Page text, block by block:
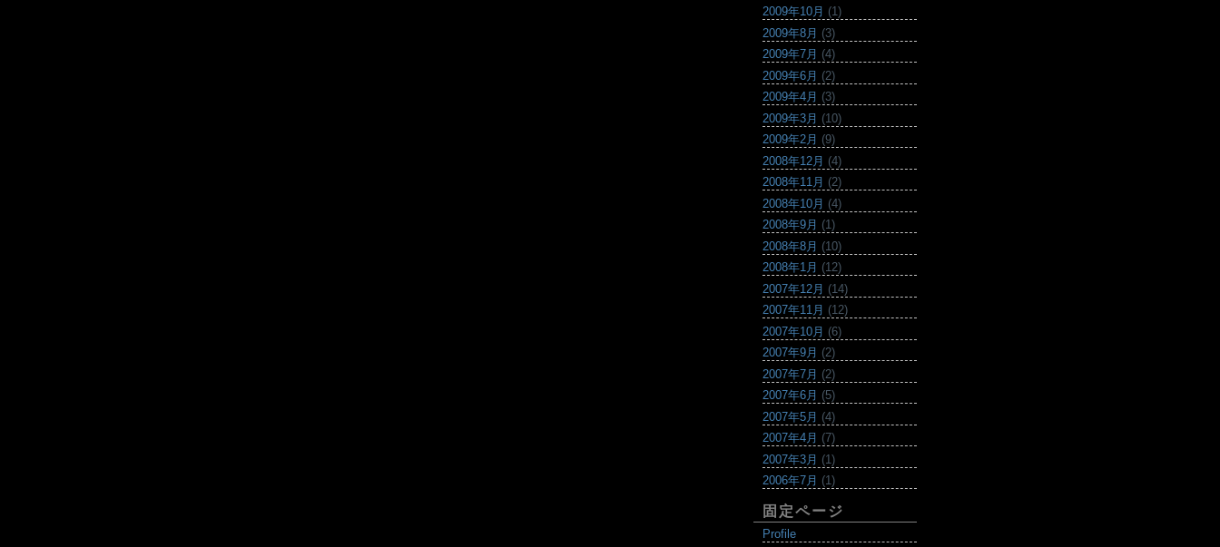
2009年10月 (1)
2009年8月 (3)
2009年7月 (4)
2009年6月 (2)
2009年4月 (3)
2009年3月 (10)
2009年2月 (9)
2008年12月 (4)
2008年11月 (2)
2008年10月 (4)
2008年9月 (1)
2008年8月 (10)
2008年1月 (12)
2007年12月 (14)
2007年11月 (12)
2007年10月 (6)
2007年9月 (2)
2007年7月 (2)
2007年6月 (5)
2007年5月 (4)
2007年4月 (7)
2007年3月 (1)
2006年7月 (1)
固定ページ
Profile